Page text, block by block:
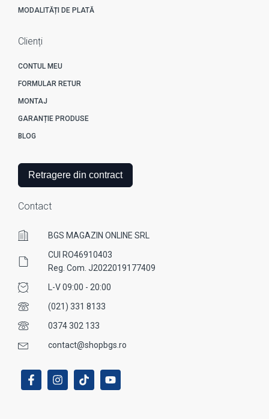
MODALITĂȚI DE PLATĂ
Clienți
CONTUL MEU
FORMULAR RETUR
MONTAJ
GARANȚIE PRODUSE
BLOG
Retragere din contract
Contact
BGS MAGAZIN ONLINE SRL
CUI RO46910403
Reg. Com. J2022019177409
L-V 09:00 - 20:00
(021) 331 8133
0374 302 133
contact@shopbgs.ro